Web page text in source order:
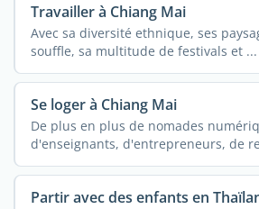
Travailler à Chiang Mai
Avec sa diversité ethnique, ses
souffle, sa multitude de festivals et ...
Se loger à Chiang Mai
De plus en plus de nomades
d'enseignants, d'entrepreneurs, de
Partir avec des enfants en